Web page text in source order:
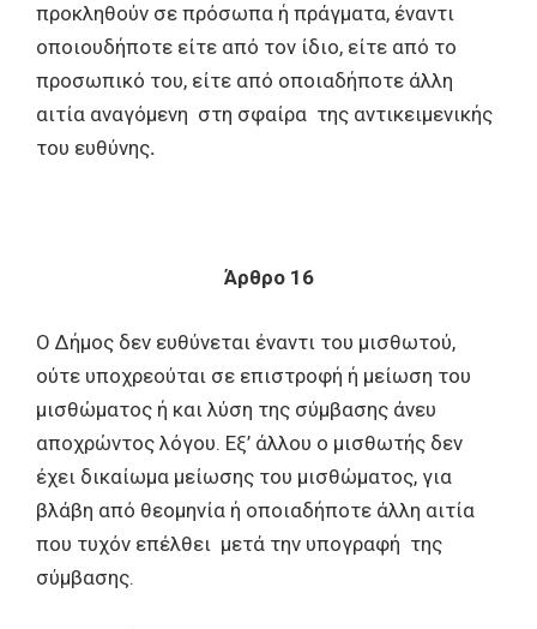
προκληθούν σε πρόσωπα ή πράγματα, έναντι
οποιουδήποτε είτε από τον ίδιο, είτε από το
προσωπικό του, είτε από οποιαδήποτε άλλη
αιτία αναγόμενη στη σφαίρα της αντικειμενικής
του ευθύνης.
Άρθρο 16
Ο Δήμος δεν ευθύνεται έναντι του μισθωτού,
ούτε υποχρεούται σε επιστροφή ή μείωση του
μισθώματος ή και λύση της σύμβασης άνευ
αποχρώντος λόγου. Εξ’ άλλου ο μισθωτής δεν
έχει δικαίωμα μείωσης του μισθώματος, για
βλάβη από θεομηνία ή οποιαδήποτε άλλη αιτία
που τυχόν επέλθει μετά την υπογραφή της
σύμβασης.